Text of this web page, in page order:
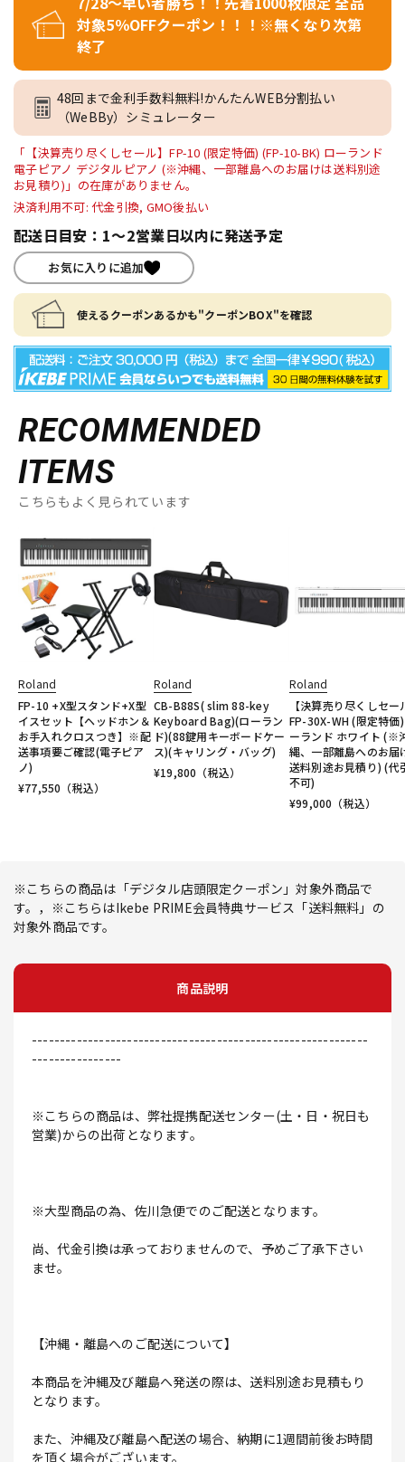
対象5％OFFクーポン！！！※無くなり次第
終了
48回まで金利手数料無料!かんたんWEB分割払い
（WeBBy）シミュレーター
「【決算売り尽くしセール】FP-10 (限定特価) (FP-10-BK) ローランド
電子ピアノ デジタルピアノ (※沖縄、一部離島へのお届けは送料別途
お見積り)」の在庫がありません。
決済利用不可: 代金引換, GMO後払い
配送日目安：1～2営業日以内に発送予定
お気に入りに追加
使えるクーポンあるかも"クーポンBOX"を確認
RECOMMENDED
ITEMS
こちらもよく見られています
Roland
FP-10 +X型スタンド+X型
イスセット【ヘッドホン＆
お手入れクロスつき】※配
送事項要ご確認(電子ピア
ノ)
¥77,550 （税込）
Roland
CB-B88S( slim 88-key
Keyboard Bag)(ローラン
ド)(88鍵用キーボードケー
ス)(キャリング・バッグ)
¥19,800 （税込）
Roland
【決算売り尽くしセー
FP-30X-WH (限定特価
ーランド ホワイト (※
縄、一部離島へのお届
送料別途お見積り) (代
不可)
¥99,000 （税込）
※こちらの商品は「デジタル店頭限定クーポン」対象外商品で
す。，※こちらはIkebe PRIME会員特典サービス「送料無料」の
対象外商品です。
商品説明
------------------------------------------------------------
----------------
※こちらの商品は、弊社提携配送センター(土・日・祝日も
営業)からの出荷となります。
※大型商品の為、佐川急便でのご配送となります。
尚、代金引換は承っておりませんので、予めご了承下さい
ませ。
【沖縄・離島へのご配送について】
本商品を沖縄及び離島へ発送の際は、送料別途お見積もり
となります。
また、沖縄及び離島へ配送の場合、納期に1週間前後お時間
を頂く場合がございます。